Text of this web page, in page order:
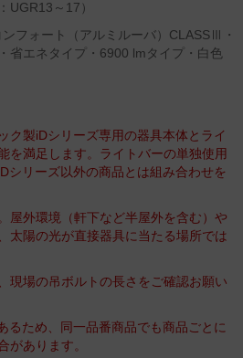
UGR13～17）
フォート（アルミルーバ）CLASSⅢ・
省エネタイプ・6900 lmタイプ・白色
ク製iDシリーズ専用の器具本体とライ
を満足します。ライトバーの単独使用
シリーズ以外の商品とは組み合わせを
屋外環境（軒下など半屋外を含む）や
太陽の光が直接器具に当たる場所では
現場の吊ボルトの長さをご確認お願い
るため、同一品番商品でも商品ごとに
があります。